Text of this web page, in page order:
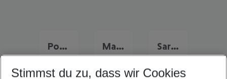
Portugal Urlaub Malta Last Minute Sardinien Last Minute
Stimmst du zu, dass wir Cookies